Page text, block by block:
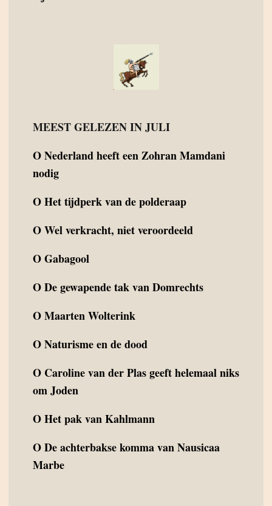
MEEST GELEZEN IN JULI
ONederland heeft een Zohran Mamdani
nodig
OHet tijdperk van de polderaap
OWel verkracht, niet veroordeeld
OGabagool
ODe gewapende tak van Domrechts
OMaarten Wolterink
ONaturisme en de dood
O Caroline van der Plas geeft helemaal niks
om Joden
OHet pak van Kahlmann
ODe achterbakse komma van Nausicaa
Marbe